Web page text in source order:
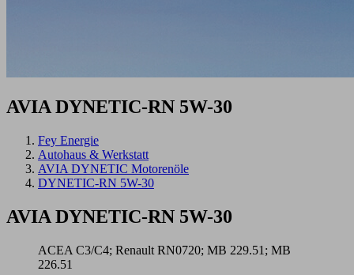
AVIA DYNETIC-RN 5W-30
Fey Energie
Autohaus & Werkstatt
AVIA DYNETIC Motorenöle
DYNETIC-RN 5W-30
AVIA DYNETIC-RN 5W-30
ACEA C3/C4; Renault RN0720; MB 229.51; MB
226.51